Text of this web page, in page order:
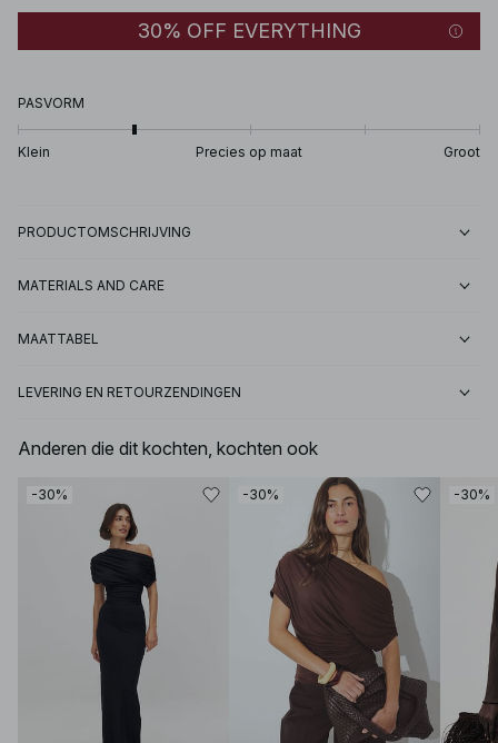
30% OFF EVERYTHING
PASVORM
Klein Precies op maat Groot
PRODUCTOMSCHRIJVING
MATERIALS AND CARE
MAATTABEL
LEVERING EN RETOURZENDINGEN
Anderen die dit kochten, kochten ook
-30% -30% -30%